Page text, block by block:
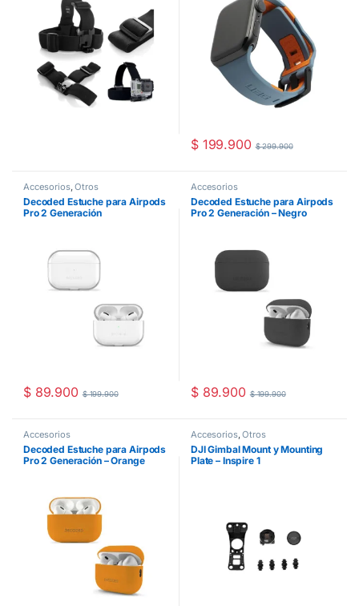
$199.900 $299.900
Accesorios,Otros
Decoded Estuche para Airpods
Pro 2 Generación
$89.900 $199.900
Accesorios
Decoded Estuche para Airpods
Pro 2 Generación – Negro
$89.900 $199.900
Accesorios
Decoded Estuche para Airpods
Pro 2 Generación – Orange
Accesorios,Otros
DJI Gimbal Mount y Mounting
Plate – Inspire 1